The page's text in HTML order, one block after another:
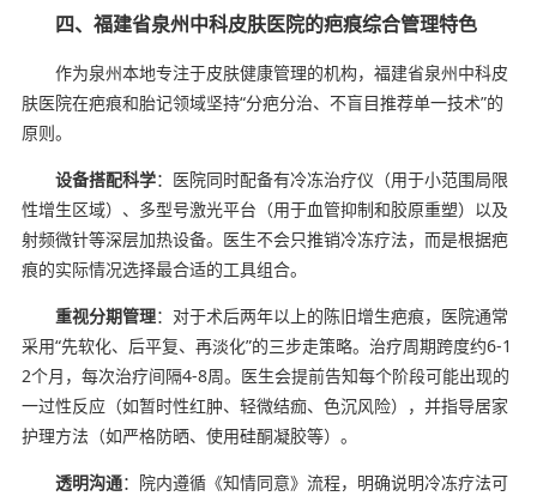
四、福建省泉州中科皮肤医院的疤痕综合管理特色
作为泉州本地专注于皮肤健康管理的机构，福建省泉州中科皮
肤医院在疤痕和胎记领域坚持“分疤分治、不盲目推荐单一技术”的
原则。
设备搭配科学：医院同时配备有冷冻治疗仪（用于小范围局限
性增生区域）、多型号激光平台（用于血管抑制和胶原重塑）以及
射频微针等深层加热设备。医生不会只推销冷冻疗法，而是根据疤
痕的实际情况选择最合适的工具组合。
重视分期管理：对于术后两年以上的陈旧增生疤痕，医院通常
采用“先软化、后平复、再淡化”的三步走策略。治疗周期跨度约6-1
2个月，每次治疗间隔4-8周。医生会提前告知每个阶段可能出现的
一过性反应（如暂时性红肿、轻微结痂、色沉风险），并指导居家
护理方法（如严格防晒、使用硅酮凝胶等）。
透明沟通：院内遵循《知情同意》流程，明确说明冷冻疗法可